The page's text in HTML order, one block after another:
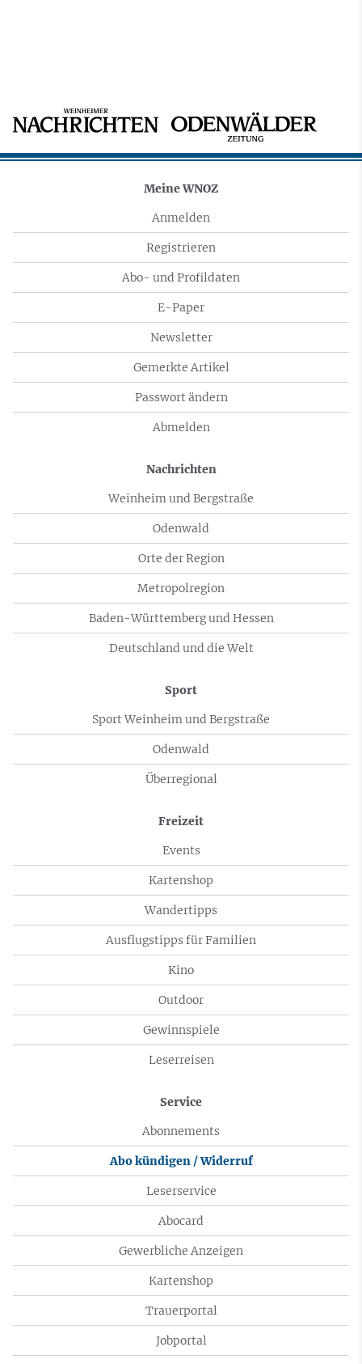
Meine WNOZ
Anmelden
Registrieren
Abo- und Profildaten
E-Paper
Newsletter
Gemerkte Artikel
Passwort ändern
Abmelden
Nachrichten
Weinheim und Bergstraße
Odenwald
Orte der Region
Metropolregion
Baden-Württemberg und Hessen
Deutschland und die Welt
Sport
Sport Weinheim und Bergstraße
Odenwald
Überregional
Freizeit
Events
Kartenshop
Wandertipps
Ausflugstipps für Familien
Kino
Outdoor
Gewinnspiele
Leserreisen
Service
Abonnements
Abo kündigen / Widerruf
Leserservice
Abocard
Gewerbliche Anzeigen
Kartenshop
Trauerportal
Jobportal